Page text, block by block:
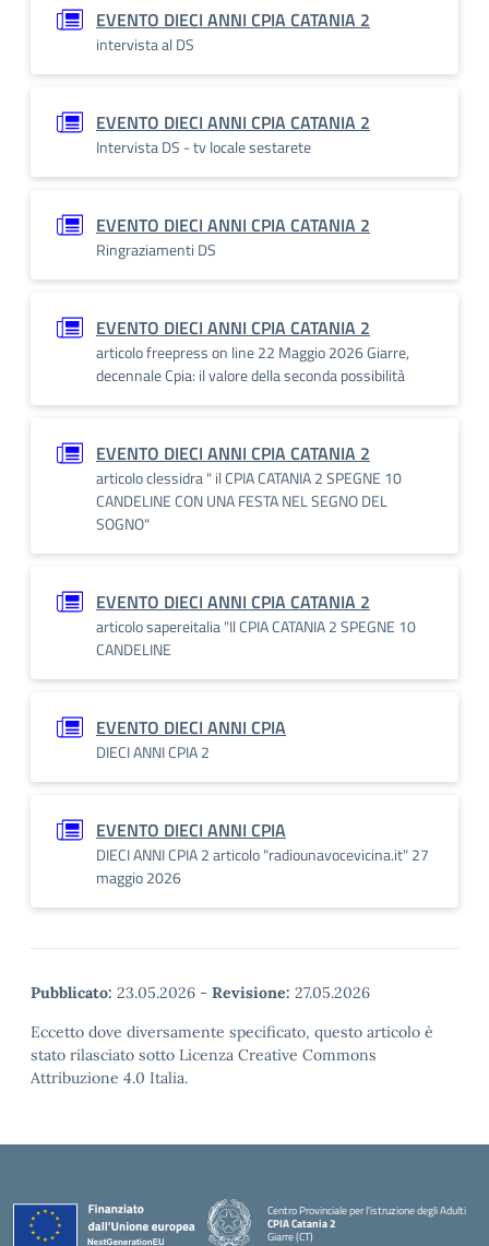
EVENTO DIECI ANNI CPIA CATANIA 2
intervista al DS
EVENTO DIECI ANNI CPIA CATANIA 2
Intervista DS - tv locale sestarete
EVENTO DIECI ANNI CPIA CATANIA 2
Ringraziamenti DS
EVENTO DIECI ANNI CPIA CATANIA 2
articolo freepress on line 22 Maggio 2026 Giarre,
decennale Cpia: il valore della seconda possibilità
EVENTO DIECI ANNI CPIA CATANIA 2
articolo clessidra " il CPIA CATANIA 2 SPEGNE 10
CANDELINE CON UNA FESTA NEL SEGNO DEL
SOGNO"
EVENTO DIECI ANNI CPIA CATANIA 2
articolo sapereitalia "Il CPIA CATANIA 2 SPEGNE 10
CANDELINE
EVENTO DIECI ANNI CPIA
DIECI ANNI CPIA 2
EVENTO DIECI ANNI CPIA
DIECI ANNI CPIA 2 articolo "radiounavocevicina.it" 27
maggio 2026
Pubblicato: 23.05.2026 - Revisione: 27.05.2026
Eccetto dove diversamente specificato, questo articolo è
stato rilasciato sotto Licenza Creative Commons
Attribuzione 4.0 Italia.
Centro Provinciale per l'istruzione degli Adulti
CPIA Catania 2
Giarre (CT)